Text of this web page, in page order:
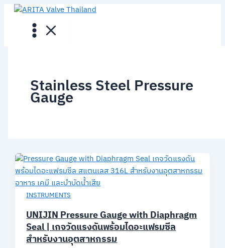
Skip
Stainless Steel Pressure
Gauge
INSTRUMENTS
UNIJIN Pressure Gauge with Diaphragm
Seal | เกจวัดแรงดันพร้อมไดอะแฟรมซีล
สำหรับงานอุตสาหกรรม